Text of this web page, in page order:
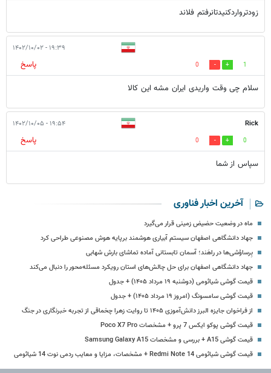
زودترواردکنیدتانرفتم فلاند
۱۹:۳۹ - ۱۴۰۲/۱۰/۰۲
1
0
پاسخ
سلام چی وقت واریدی ایران مشه این کالا
Rick ۱۹:۵۴ - ۱۴۰۲/۱۰/۰۵
0
0
پاسخ
سپاس از شما
آخرین اخبار فناوری
ماه در وضعیت حضیض زمینی قرار می‌گیرد
جهاد دانشگاهی اصفهان سیستم آبیاری هوشمند برپایه هوش مصنوعی طراحی کرد
بِرساوُشی‌ها در راهَند؛ آسمان تابستانی آماده تماشای بارش شهابی
جهاد دانشگاهی اصفهان برای حل چالش‌های استان رویکرد مسئله‌محور را دنبال می‌کند
قیمت گوشی شیائومی (دوشنبه ۱۹ مرداد ۱۴۰۵) + جدول
قیمت گوشی سامسونگ (امروز ۱۹ مرداد ۱۴۰۵) + جدول
از فراخوان جایزه البرز دانش‌آموزی ۱۴۰۵ تا روایت زهرا چخماقی از تجربه خبرنگاری در جنگ
قیمت گوشی پوکو ایکس 7 پرو + مشخصات Poco X7 Pro
قیمت گوشی A15 + بررسی و مشخصات Samsung Galaxy A15
قیمت گوشی شیائومی Redmi Note 14 + مشخصات، مزایا و معایب ردمی نوت 14 شیائومی